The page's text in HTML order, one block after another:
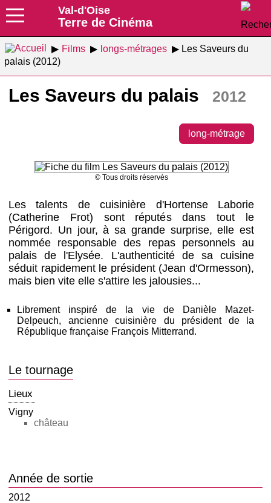
Val-d'Oise
Terre de Cinéma
Films longs-métrages
Les Saveurs du
palais (2012)
Les Saveurs du palais 2012
long-métrage
© Tous droits réservés
Les talents de cuisinière d'Hortense Laborie
(Catherine Frot) sont réputés dans tout le
Périgord. Un jour, à sa grande surprise, elle est
nommée responsable des repas personnels au
palais de l'Elysée. L'authenticité de sa cuisine
séduit rapidement le président (Jean d'Ormesson),
mais bien vite elle s'attire les jalousies...
Librement inspiré de la vie de Danièle Mazet-
Delpeuch, ancienne cuisinière du président de la
République française François Mitterrand.
Le tournage
Lieux
Vigny
château
Année de sortie
2012